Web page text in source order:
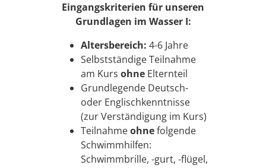
Eingangskriterien für unseren
Grundlagen im Wasser I:
Altersbereich: 4-6 Jahre
Selbstständige Teilnahme
am Kurs ohne Elternteil
Grundlegende Deutsch-
oder Englischkenntnisse
(zur Verständigung im Kurs)
Teilnahmeohnefolgende
Schwimmhilfen:
Schwimmbrille, -gurt, -flügel,